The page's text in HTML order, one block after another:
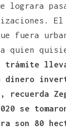
lograra
fuera
quien
trámite
dinero
recuerda
se
son 80